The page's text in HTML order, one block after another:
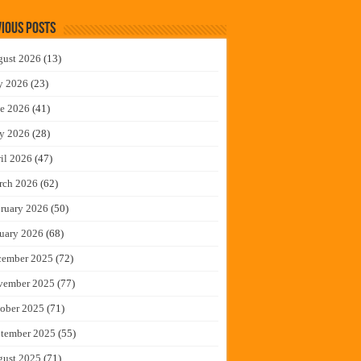
Posts
2026 (13)
2026 (23)
2026 (41)
2026 (28)
2026 (47)
2026 (62)
2026 (50)
2026 (68)
2025 (72)
2025 (77)
2025 (71)
2025 (55)
2025 (71)